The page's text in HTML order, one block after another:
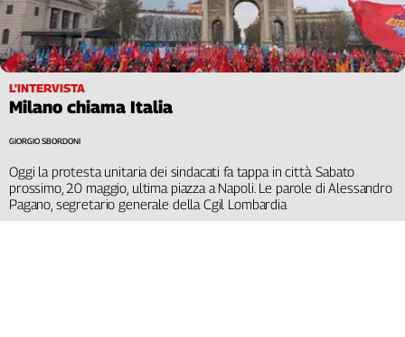
L'INTERVISTA
Milano chiama Italia
Oggi la protesta unitaria dei sindacati fa tappa in città. Sabato
prossimo, 20 maggio, ultima piazza a Napoli. Le parole di Alessandro
Pagano, segretario generale della Cgil Lombardia
GIORGIO SBORDONI